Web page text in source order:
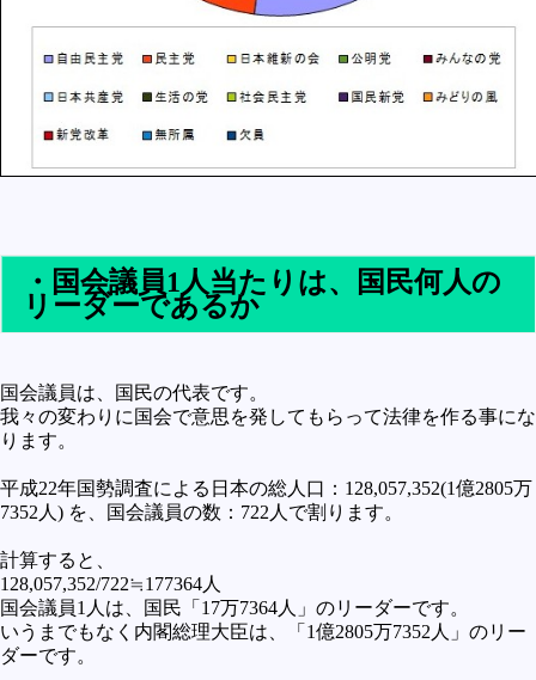
・国会議員1人当たりは、国民何人の
リーダーであるか
国会議員は、国民の代表です。
我々の変わりに国会で意思を発してもらって法律を作る事にな
ります。
平成22年国勢調査による日本の総人口：128,057,352(1億2805万
7352人) を、国会議員の数：722人で割ります。
計算すると、
128,057,352/722≒177364人
国会議員1人は、国民「17万7364人」のリーダーです。
いうまでもなく内閣総理大臣は、「1億2805万7352人」のリー
ダーです。